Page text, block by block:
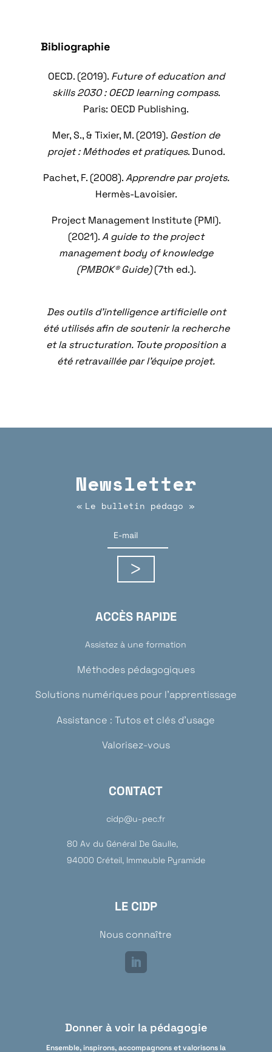
Bibliographie
OECD. (2019). Future of education and
skills 2030 : OECD learning compass.
Paris: OECD Publishing.
Mer, S., & Tixier, M. (2019). Gestion de
projet : Méthodes et pratiques. Dunod.
Pachet, F. (2008).Apprendre par projets.
Hermès-Lavoisier.
Project Management Institute (PMI).
(2021).A guide to the project
management body of knowledge
(PMBOK® Guide)(7th ed.).
Des outils d’intelligence artificielle ont
été utilisés afin de soutenir la recherche
et la structuration. Toute proposition a
été retravaillée par l’équipe projet.
Newsletter
« Le bulletin pédago »
ACCÈS RAPIDE
Assistez à une formation
Méthodes pédagogiques
Solutions numériques pour l’apprentissage
Assistance : Tutos et clés d’usage
Valorisez-vous
CONTACT
cidp@u-pec.fr
80 Av du Général De Gaulle,
94000 Créteil, Immeuble Pyramide
LE CIDP
Nous connaître
Donner à voir la pédagogie
Ensemble, inspirons, accompagnons et valorisons la